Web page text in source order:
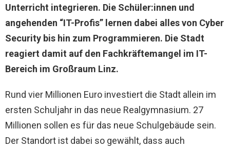
Unterricht integrieren. Die Schüler:innen und
angehenden “IT-Profis” lernen dabei alles von Cyber
Security bis hin zum Programmieren. Die Stadt
reagiert damit auf den Fachkräftemangel im IT-
Bereich im Großraum Linz.
Rund vier Millionen Euro investiert die Stadt allein im
ersten Schuljahr in das neue Realgymnasium. 27
Millionen sollen es für das neue Schulgebäude sein.
Der Standort ist dabei so gewählt, dass auch